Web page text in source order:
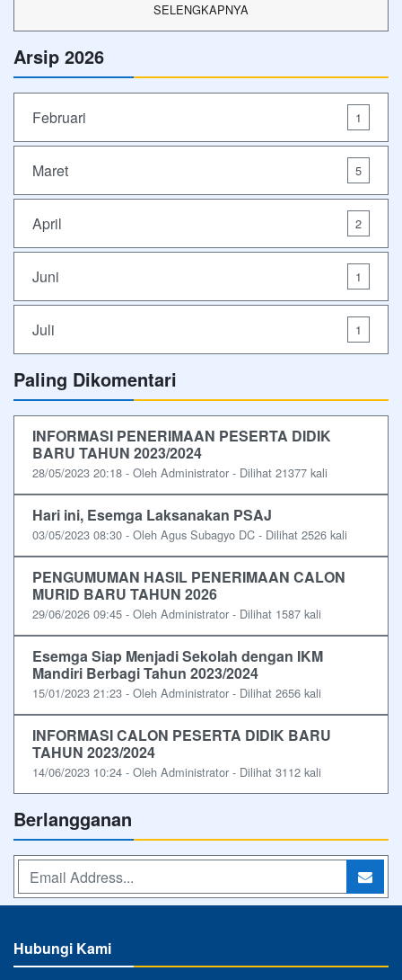
SELENGKAPNYA
Arsip 2026
Februari 1
Maret 5
April 2
Juni 1
Juli 1
Paling Dikomentari
INFORMASI PENERIMAAN PESERTA DIDIK
BARU TAHUN 2023/2024
28/05/2023 20:18 - Oleh Administrator - Dilihat 21377 kali
Hari ini, Esemga Laksanakan PSAJ
03/05/2023 08:30 - Oleh Agus Subagyo DC - Dilihat 2526 kali
PENGUMUMAN HASIL PENERIMAAN CALON
MURID BARU TAHUN 2026
29/06/2026 09:45 - Oleh Administrator - Dilihat 1587 kali
Esemga Siap Menjadi Sekolah dengan IKM
Mandiri Berbagi Tahun 2023/2024
15/01/2023 21:23 - Oleh Administrator - Dilihat 2656 kali
INFORMASI CALON PESERTA DIDIK BARU
TAHUN 2023/2024
14/06/2023 10:24 - Oleh Administrator - Dilihat 3112 kali
Berlangganan
Hubungi Kami